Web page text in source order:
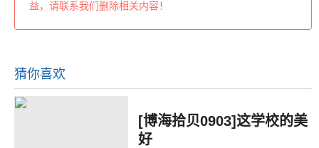
益，请联系我们删除相关内容！
猜你喜欢
[博海拾贝0903]这学校的美
好